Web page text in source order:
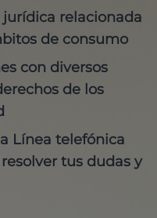
relacionada
de consumo
con diversos
de los
Línea telefónica
tus dudas y